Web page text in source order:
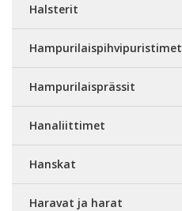
Halsterit
Hampurilaispihvipuristimet
Hampurilaisprässit
Hanaliittimet
Hanskat
Haravat ja harat